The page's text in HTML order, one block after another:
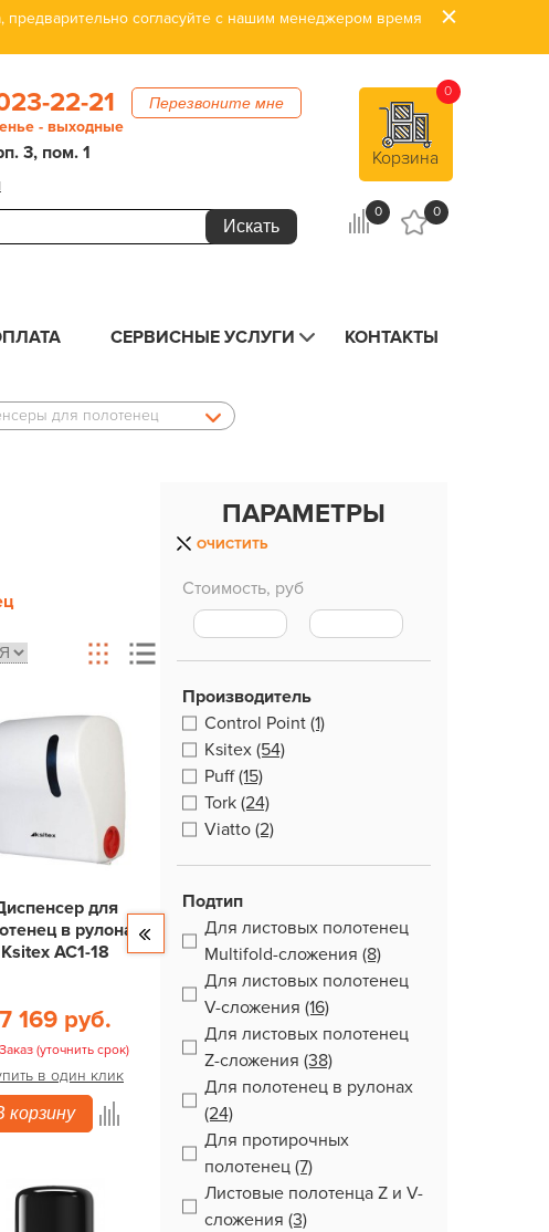
согласуйте с нашим менеджером время
22-21 Перезвоните мне
- выходные
3, пом. 1
Корзина
0
0 0
СЕРВИСНЫЕ УСЛУГИ КОНТАКТЫ
для полотенец
ПАРАМЕТРЫ
ОЧИСТИТЬ
Стоимость, руб
Производитель
Control Point (1)
Ksitex (54)
Puff (15)
Tork (24)
Viatto (2)
Подтип
Для листовых полотенец
Multifold-сложения (8)
Для листовых полотенец
V-сложения (16)
Для листовых полотенец
Z-сложения (38)
Для полотенец в рулонах
(24)
Для протирочных
полотенец (7)
Листовые полотенца Z и V-
сложения (3)
для
в рулонах
Ksitex АС1-18
7 169 руб.
Заказ (уточнить срок)
в один клик
корзину